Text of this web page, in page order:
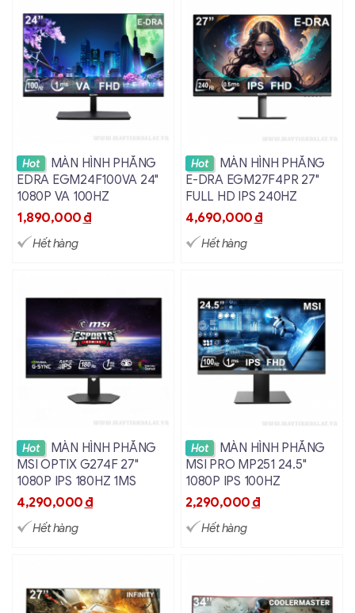
Xem chi tiết
Hot
MÀN HÌNH PHẲNG
EDRA EGM24F100VA 24"
1080P VA 100HZ
1,890,000đ
Hết hàng
Xem chi tiết
Hot
MÀN HÌNH PHẲNG
E-DRA EGM27F4PR 27"
FULL HD IPS 240HZ
4,690,000đ
Hết hàng
Xem chi tiết
Hot
MÀN HÌNH PHẲNG
MSI OPTIX G274F 27"
1080P IPS 180HZ 1MS
4,290,000đ
Hết hàng
Xem chi tiết
Hot
MÀN HÌNH PHẲNG
MSI PRO MP251 24.5"
1080P IPS 100HZ
2,290,000đ
Hết hàng